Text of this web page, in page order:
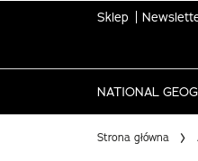
Sklep
NATIONAL
Strona główna